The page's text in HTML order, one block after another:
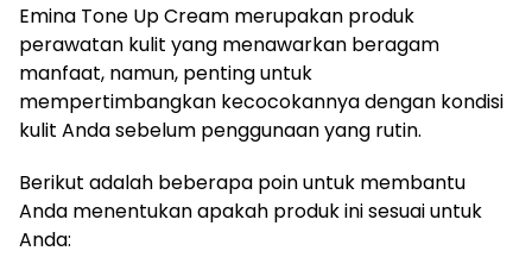
Emina Tone Up Cream merupakan produk
perawatan kulit yang menawarkan beragam
manfaat, namun, penting untuk
mempertimbangkan kecocokannya dengan kondisi
kulit Anda sebelum penggunaan yang rutin.
Berikut adalah beberapa poin untuk membantu
Anda menentukan apakah produk ini sesuai untuk
Anda: